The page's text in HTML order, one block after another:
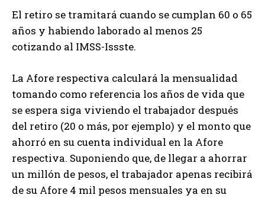
El retiro se tramitará cuando se cumplan 60 o 65
años y habiendo laborado al menos 25
cotizando al IMSS-Issste.
La Afore respectiva calculará la mensualidad
tomando como referencia los años de vida que
se espera siga viviendo el trabajador después
del retiro (20 o más, por ejemplo) y el monto que
ahorró en su cuenta individual en la Afore
respectiva. Suponiendo que, de llegar a ahorrar
un millón de pesos, el trabajador apenas recibirá
de su Afore 4 mil pesos mensuales ya en su